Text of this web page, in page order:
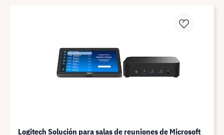
Logitech Solución para salas de reuniones de Microsoft